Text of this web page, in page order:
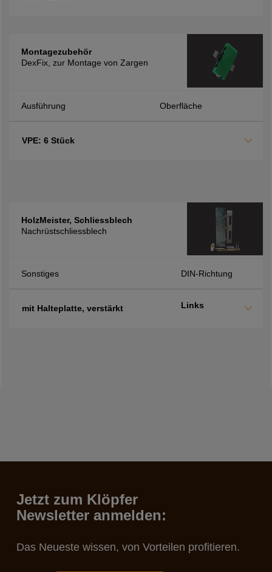
Montagezubehör
DexFix, zur Montage von Zargen
Ausführung Oberfläche
VPE: 6 Stück
HolzMeister, Schliessblech
Nachrüstschliessblech
Sonstiges DIN-Richtung
mit Halteplatte, verstärkt Links
Jetzt zum Klöpfer
Newsletter anmelden:
Das Neueste wissen, von Vorteilen profitieren.